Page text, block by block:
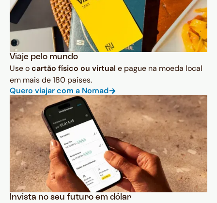
Viaje pelo mundo
Use ocartão físico ou virtual e pague na moeda local
em mais de 180 países.
Quero viajar com a Nomad
Invista no seu futuro em dólar